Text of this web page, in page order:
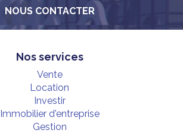
NOUS CONTACTER
Nos services
Vente
Location
Investir
Immobilier d'entreprise
Gestion